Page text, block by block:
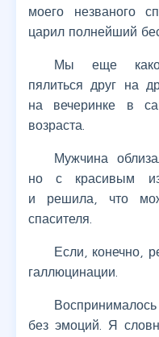
моего незваного
царил полнейший
Мы еще
пялиться друг на
на вечеринке в
возраста.
Мужчина
но с красивым
и решила, что
спасителя.
Если, конечно,
галлюцинации.
без эмоций. Я